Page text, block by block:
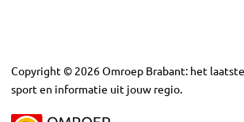
Copyright © 2026Omroep Brabant: het
sport en informatie uit jouw regio.